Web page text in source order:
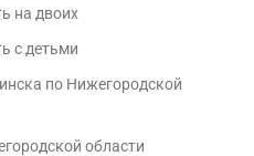
на двоих
с детьми
по Нижегородской
области